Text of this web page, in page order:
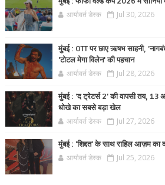
आर्यावर्त डेस्क Jul 30, 2026
मुंबई : OTT पर छाए ऋषभ साहनी,
'टोटल मेगा विलेन' की पहचान
आर्यावर्त डेस्क Jul 28, 2026
मुंबई : 'द ट्रेटर्स 2' की वापसी तय, 13
धोखे का सबसे बड़ा खेल
आर्यावर्त डेस्क Jul 27, 2026
मुंबई : 'शिद्दत' के साथ राहिल आज़म का
आर्यावर्त डेस्क Jul 25, 2026